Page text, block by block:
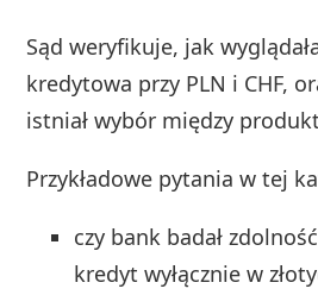
Sąd weryfikuje, jak
kredytowa przy PLN i CHF,
istniał wybór między
Przykładowe pytania w tej
czy bank badał
kredyt wyłącznie w